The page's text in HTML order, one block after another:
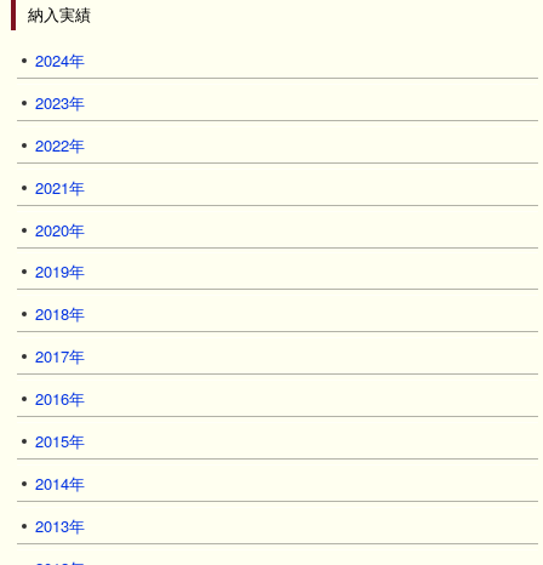
納入実績
2024年
2023年
2022年
2021年
2020年
2019年
2018年
2017年
2016年
2015年
2014年
2013年